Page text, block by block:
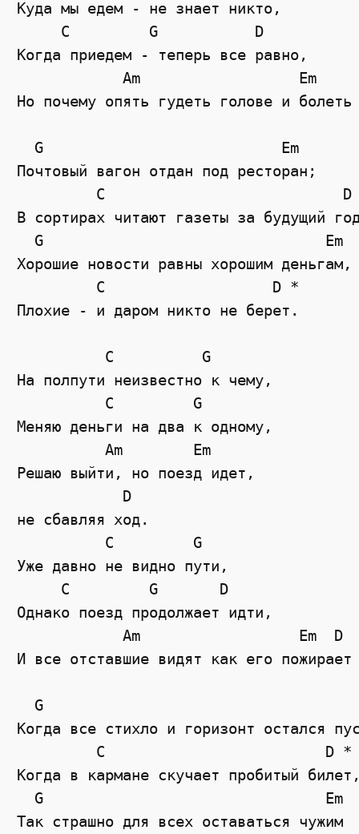
Куда мы едем - не знает никто,
     C         G           D
Когда приедем - теперь все равно,
Am                  Em
Но почему опять гудеть голове и болеть
  G                           Em
Почтовый вагон отдан под ресторан;
C                           D
В сортирах читают газеты за будущий
  G                                Em
Хорошие новости равны хорошим деньгам,
         C                   D *
Плохие - и даром никто не берет.
          C          G
На полпути неизвестно к чему,
          C         G
Меняю деньги на два к одному,
          Am        Em
Решаю выйти, но поезд идет,
            D
не сбавляя ход.
          C         G
Уже давно не видно пути,
     C         G       D
Однако поезд продолжает идти,
            Am                  Em  D
И все отставшие видят как его
G
Когда все стихло и горизонт остался
         C                         D *
Когда в кармане скучает пробитый
  G                                Em
Так страшно для всех оставаться чужим